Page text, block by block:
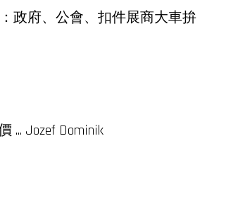
政府、公會、扣件展商大車拚
Jozef Dominik